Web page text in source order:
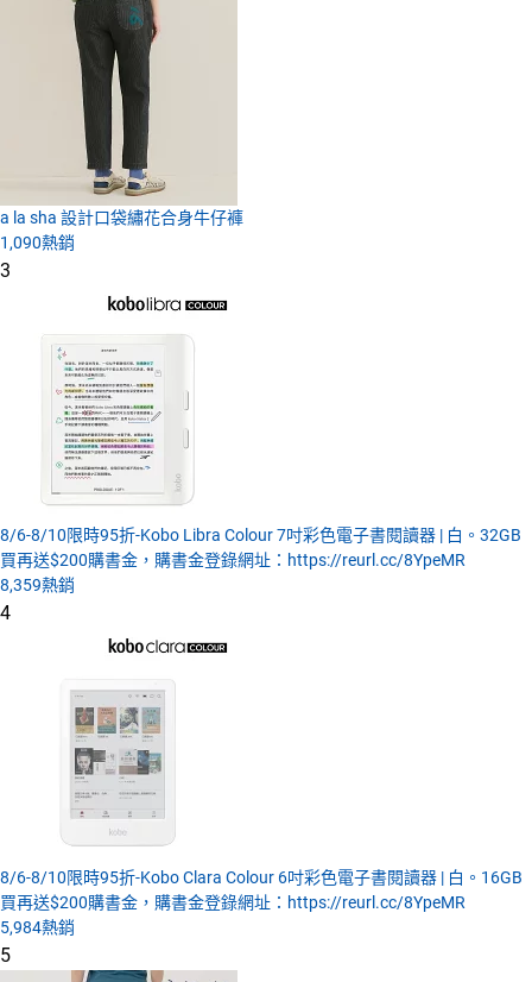
a la sha 設計口袋繡花合身牛仔褲
1,090熱銷
3
8/6-8/10限時95折-Kobo Libra Colour 7吋彩色電子書閱讀器 | 白。32GB
買再送$200購書金，購書金登錄網址：https://reurl.cc/8YpeMR
8,359熱銷
4
8/6-8/10限時95折-Kobo Clara Colour 6吋彩色電子書閱讀器 | 白。16GB
買再送$200購書金，購書金登錄網址：https://reurl.cc/8YpeMR
5,984熱銷
5